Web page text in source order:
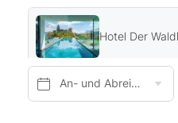
An- und Abreise*
Hotel Der